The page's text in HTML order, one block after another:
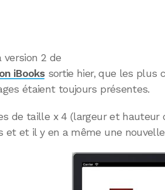
version 2 de
iBookssortie hier, que les plus
étaient toujours présentes.
de taille x 4 (largeur et hauteur
et et il y en a même une